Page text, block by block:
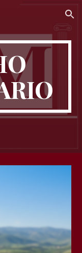
Skip to navigation